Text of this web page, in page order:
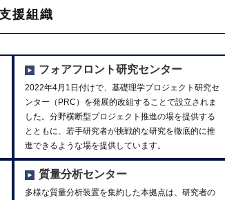
援組織
フォアフロント研究センター
2022年4月1日付けで、基礎理学プロジェクト研究セ
ンター（PRC）を発展的改組することで設立されま
した。分野横断型プロジェクト推進の場を提供する
とともに、若手研究者が挑戦的な研究を徹底的に推
進できるような場を提供しています。
質量分析センター
多様な質量分析装置を集約した本拠点は、研究者の